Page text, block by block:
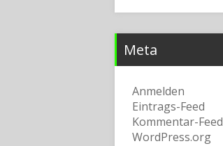
Meta
Anmelden
Eintrags-Feed
Kommentar-Feed
WordPress.org